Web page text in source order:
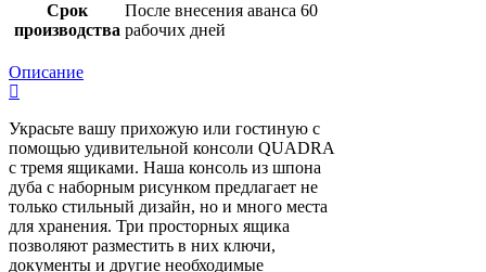
Срок
производства
После внесения аванса 60
рабочих дней
Описание
Украсьте вашу прихожую или гостиную с
помощью удивительной консоли QUADRA
с тремя ящиками. Наша консоль из шпона
дуба с наборным рисунком предлагает не
только стильный дизайн, но и много места
для хранения. Три просторных ящика
позволяют разместить в них ключи,
документы и другие необходимые